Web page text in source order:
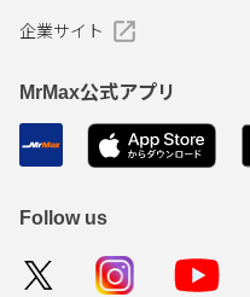
企業サイト
MrMax公式アプリ
Follow us